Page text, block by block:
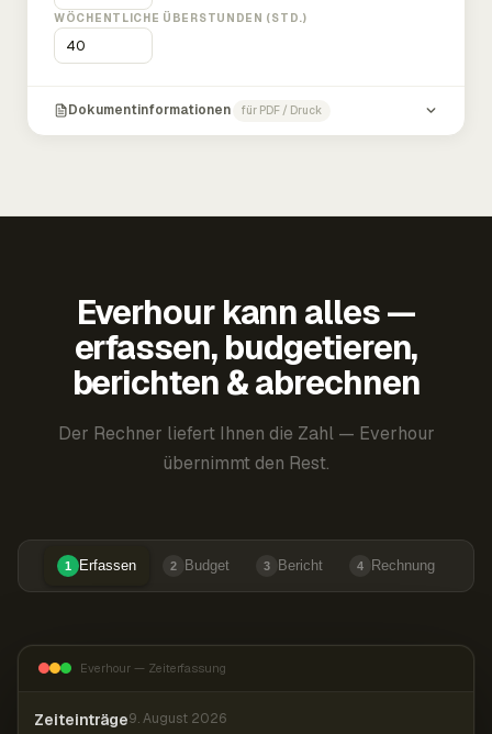
WÖCHENTLICHE ÜBERSTUNDEN (STD.)
Dokumentinformationen für PDF / Druck
Everhour kann alles —
erfassen, budgetieren,
berichten & abrechnen
Der Rechner liefert Ihnen die Zahl — Everhour
übernimmt den Rest.
1 Erfassen 2 Budget 3 Bericht 4 Rechnung
Everhour — Zeiterfassung
Zeiteinträge9. August 2026